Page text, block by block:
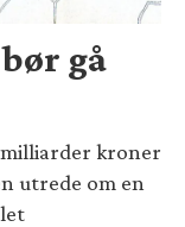
gå
kroner
utrede om en